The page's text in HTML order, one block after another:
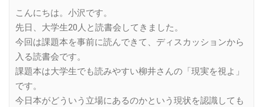
こんにちは。小沢です。
先日、大学生20人と読書会してきました。
今回は課題本を事前に読んできて、ディスカッションから
入る読書会です。
課題本は大学生でも読みやすい柳井さんの「現実を視よ」
です。
今日本がどういう立場にあるのかという現状を認識しても